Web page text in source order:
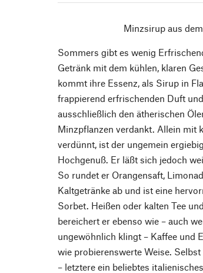
Minzsirup aus
Sommers gibt es wenig
Getränk mit dem kühlen, klaren
kommt ihre Essenz, als Sirup in
frappierend erfrischenden Duft
ausschließlich den ätherischen
Minzpflanzen verdankt. Allein mit
verdünnt, ist der ungemein
Hochgenuß. Er läßt sich jedoch
So rundet er Orangensaft,
Kaltgetränke ab und ist eine
Sorbet. Heißen oder kalten Tee
bereichert er ebenso wie – auch
ungewöhnlich klingt – Kaffee und
wie probierenswerte Weise.
– letztere ein beliebtes